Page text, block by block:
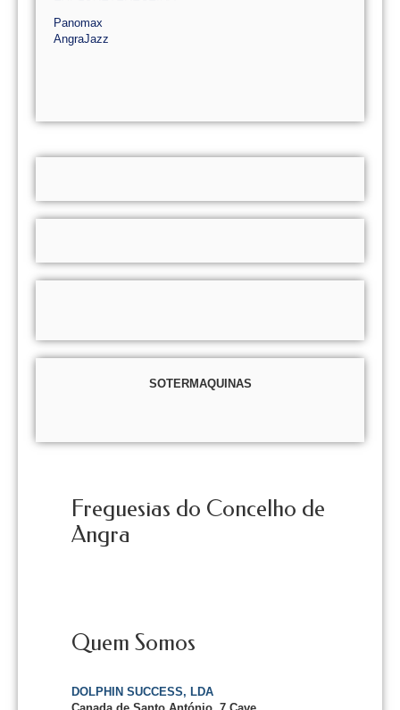
Panomax
AngraJazz
SOTERMAQUINAS
Freguesias do Concelho de
Angra
Quem Somos
DOLPHIN SUCCESS, LDA